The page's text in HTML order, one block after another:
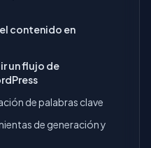
contenido en
un flujo de
de palabras clave
de generación y